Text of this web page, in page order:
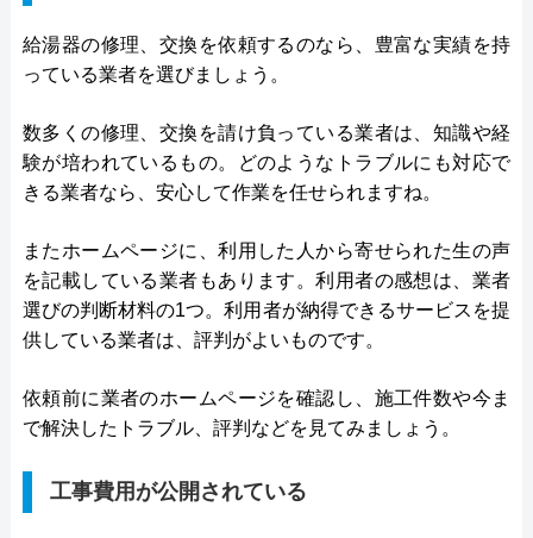
給湯器の修理、交換を依頼するのなら、豊富な実績を持
っている業者を選びましょう。
数多くの修理、交換を請け負っている業者は、知識や経
験が培われているもの。どのようなトラブルにも対応で
きる業者なら、安心して作業を任せられますね。
またホームページに、利用した人から寄せられた生の声
を記載している業者もあります。利用者の感想は、業者
選びの判断材料の1つ。利用者が納得できるサービスを提
供している業者は、評判がよいものです。
依頼前に業者のホームページを確認し、施工件数や今ま
で解決したトラブル、評判などを見てみましょう。
工事費用が公開されている